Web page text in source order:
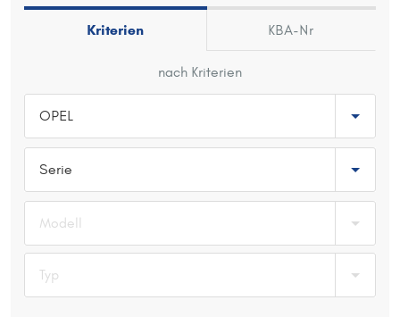
Hersteller wählen
Typ wählen
Kriterien KBA-Nr
nach Kriterien
OPEL
Serie
Modell
Typ